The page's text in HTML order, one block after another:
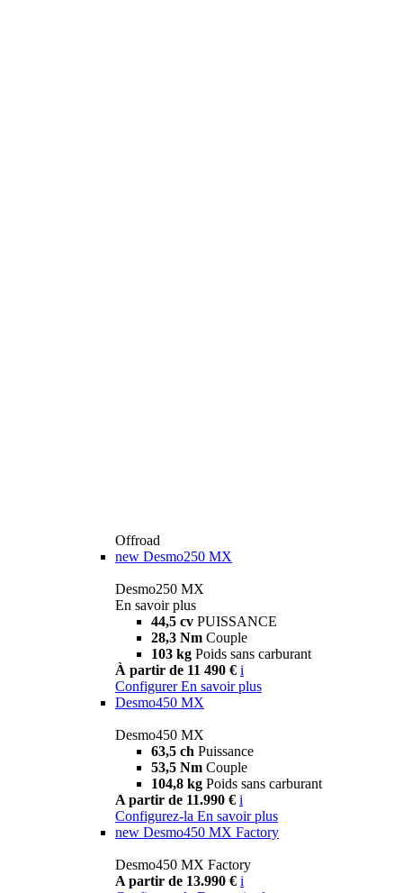
Offroad
new Desmo250 MX
Desmo250 MX
En savoir plus
44,5 cv PUISSANCE
28,3 Nm Couple
103 kg Poids sans carburant
À partir de 11 490 € i
Configurer En savoir plus
Desmo450 MX
Desmo450 MX
63,5 ch Puissance
53,5 Nm Couple
104,8 kg Poids sans carburant
A partir de 11.990 € i
Configurez-la En savoir plus
new Desmo450 MX Factory
Desmo450 MX Factory
A partir de 13.990 € i